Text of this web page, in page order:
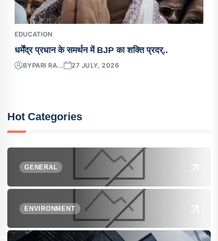
EDUCATION
धर्मेंद्र प्रधान के समर्थन में BJP का शक्ति प्रदर्..
BYPARI RA... 27 JULY, 2026
Hot Categories
GENERAL
ENVIRONMENT